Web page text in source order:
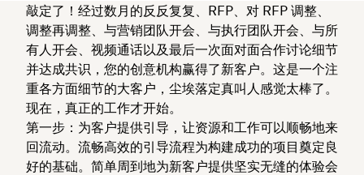
敲定了！经过数月的反反复复、RFP、对 RFP 调整、
调整再调整、与营销团队开会、与执行团队开会、与所
有人开会、视频通话以及最后一次面对面合作讨论细节
并达成共识，您的创意机构赢得了新客户。这是一个注
重各方面细节的大客户，尘埃落定真叫人感觉太棒了。
现在，真正的工作才开始。
第一步：为客户提供引导，让资源和工作可以顺畅地来
回流动。流畅高效的引导流程为构建成功的项目奠定良
好的基础。简单周到地为新客户提供坚实无缝的体验会